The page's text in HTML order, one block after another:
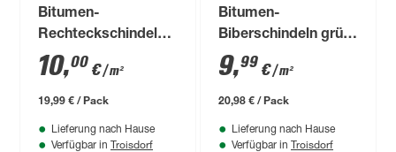
Bitumen-
Rechteckschindeln
rot 33,3 x 100 cm
10,00 €/ m²
19,99 € / Pack
Lieferung nach Hause
Verfügbar in Troisdorf
Bitumen-
Biberschindeln grün
33,3 x 100 cm
9,99 €/ m²
20,98 € / Pack
Lieferung nach Hause
Verfügbar in Troisdorf